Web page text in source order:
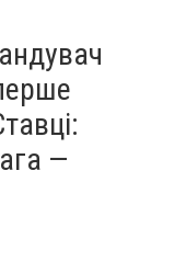
—